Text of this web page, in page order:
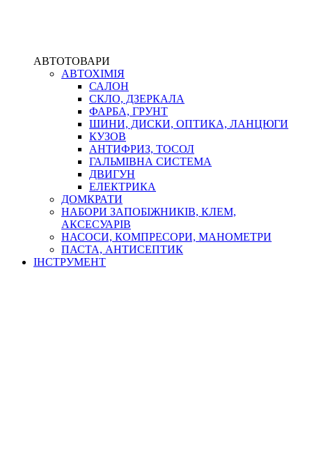
АВТОТОВАРИ
АВТОХІМІЯ
САЛОН
СКЛО, ДЗЕРКАЛА
ФАРБА, ГРУНТ
ШИНИ, ДИСКИ, ОПТИКА, ЛАНЦЮГИ
КУЗОВ
АНТИФРИЗ, ТОСОЛ
ГАЛЬМІВНА СИСТЕМА
ДВИГУН
ЕЛЕКТРИКА
ДОМКРАТИ
НАБОРИ ЗАПОБІЖНИКІВ, КЛЕМ,
АКСЕСУАРІВ
НАСОСИ, КОМПРЕСОРИ, МАНОМЕТРИ
ПАСТА, АНТИСЕПТИК
ІНСТРУМЕНТ